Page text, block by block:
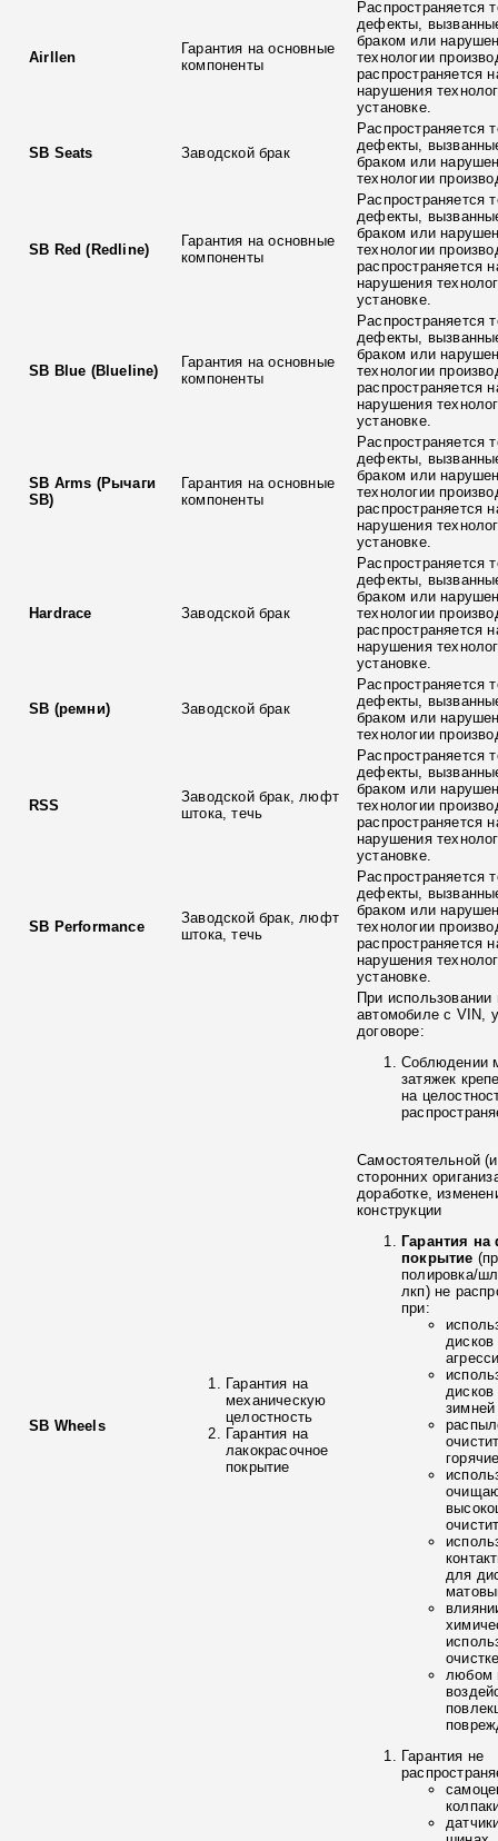
Airllen
Гарантия на основные
компоненты
Распространяется
дефекты,
браком или
технологии
распространяется
нарушения
установке.
SB Seats Заводской брак
Распространяется
дефекты,
браком или
технологии
SB Red (Redline)
Гарантия на основные
компоненты
Распространяется
дефекты,
браком или
технологии
распространяется
нарушения
установке.
SB Blue (Blueline)
Гарантия на основные
компоненты
Распространяется
дефекты,
браком или
технологии
распространяется
нарушения
установке.
SB Arms (Рычаги
SB)
Гарантия на основные
компоненты
Распространяется
дефекты,
браком или
технологии
распространяется
нарушения
установке.
Hardrace Заводской брак
Распространяется
дефекты,
браком или
технологии
распространяется
нарушения
установке.
SB (ремни) Заводской брак
Распространяется
дефекты,
браком или
технологии
RSS
Заводской брак, люфт
штока, течь
Распространяется
дефекты,
браком или
технологии
распространяется
нарушения
установке.
SB Performance
Заводской брак, люфт
штока, течь
Распространяется
дефекты,
браком или
технологии
распространяется
нарушения
установке.
SB Wheels
Гарантия на
механическую
целостность
Гарантия на
лакокрасочное
покрытие
При использовании
автомобиле с VIN,
договоре:
Соблюдении
затяжек
на
Самостоятельной
сторонних
доработке,
конструкции
Гарантия
покрытие
полировка/
лкп) не
при:
зимней
для
любом
Гарантия не